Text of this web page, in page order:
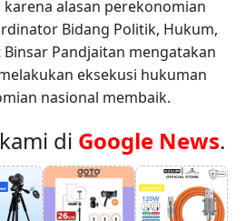
alasan perekonomian
Bidang Politik, Hukum,
Pandjaitan mengatakan
eksekusi hukuman
nasional membaik.
di Google News.